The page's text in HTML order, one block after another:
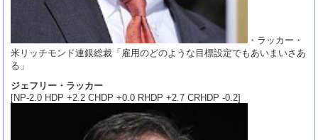
・ラッカー・
米リッチモンド連銀総裁「雇用のどのような目標設定でもあいまいさあ
る」
ジェフリー・ラッカー
[NP-2.0 HDP +2.2 CHDP +0.0 RHDP +2.7 CRHDP -0.2]